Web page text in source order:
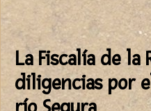
La Fiscalía de la
diligencias por